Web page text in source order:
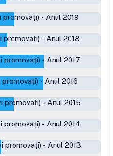
promovați) - Anul 2019
promovați) - Anul 2018
promovați) - Anul 2017
promovați) - Anul 2016
promovați) - Anul 2015
promovați) - Anul 2014
promovați) - Anul 2013